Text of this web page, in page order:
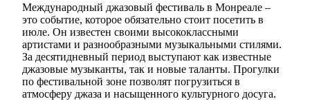
Международный джазовый фестиваль в Монреале –
это событие, которое обязательно стоит посетить в
июле. Он известен своими высококлассными
артистами и разнообразными музыкальными стилями.
За десятидневный период выступают как известные
джазовые музыканты, так и новые таланты. Прогулки
по фестивальной зоне позволят погрузиться в
атмосферу джаза и насыщенного культурного досуга.